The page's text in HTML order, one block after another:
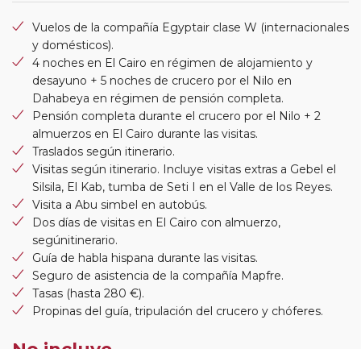
Vuelos de la compañía Egyptair clase W (internacionales
y domésticos).
4 noches en El Cairo en régimen de alojamiento y
desayuno + 5 noches de crucero por el Nilo en
Dahabeya en régimen de pensión completa.
Pensión completa durante el crucero por el Nilo + 2
almuerzos en El Cairo durante las visitas.
Traslados según itinerario.
Visitas según itinerario. Incluye visitas extras a Gebel el
Silsila, El Kab, tumba de Seti I en el Valle de los Reyes.
Visita a Abu simbel en autobús.
Dos días de visitas en El Cairo con almuerzo,
segúnitinerario.
Guía de habla hispana durante las visitas.
Seguro de asistencia de la compañía Mapfre.
Tasas (hasta 280 €).
Propinas del guía, tripulación del crucero y chóferes.